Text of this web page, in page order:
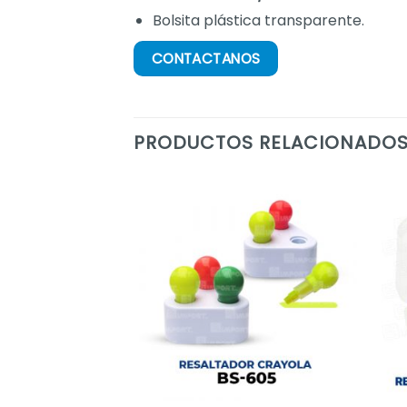
Bolsita plástica transparente.
CONTACTANOS
PRODUCTOS